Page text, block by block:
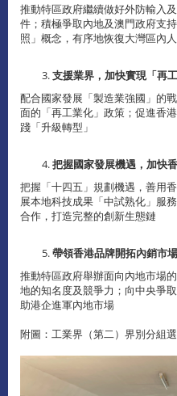
推動特區政府繼續做好外防輸入
件；積極爭取內地及澳門政府支
照」概念，有序地恢復大灣區內
支援業界，加快實現「再工
配合國家發展「製造業強國」的
面的「再工業化」政策；促進香
踐「升級轉型」
把握國家發展機遇，加快
把握「十四五」規劃機遇，善用
展本地科技成果「中試熟化」服
合作，打造完整的創新生態鏈
帶領香港品牌開拓內銷市
推動特區政府舉辦面向內地市場
地的知名度及競爭力；向中央爭
助港企進軍內地市場
附圖：工業界（第二）界別分組